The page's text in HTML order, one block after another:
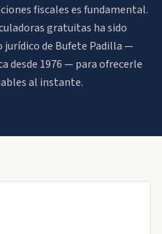
fiscales es fundamental.
gratuitas ha sido
de Bufete Padilla —
desde 1976 — para ofrecerle
al instante.